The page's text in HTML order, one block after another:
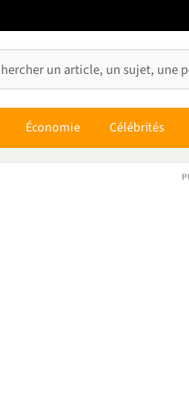
Économie Célébrités